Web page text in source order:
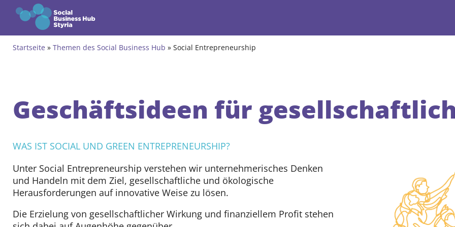
Social Intrapreneurship
Soziale Innovation in ländlichen Regionen
Forschung und Strategieentwicklung
Angebote
Startseite » Themen des Social Business Hub » Social Entrepreneurship
Geschäftsideen für
WAS IST SOCIAL UND GREEN ENTREPRENEURSHIP?
Unter Social Entrepreneurship verstehen wir unternehmerisches Denken
und Handeln mit dem Ziel, gesellschaftliche und ökologische
Herausforderungen auf innovative Weise zu lösen.
Die Erzielung von gesellschaftlicher Wirkung und finanziellem Profit stehen